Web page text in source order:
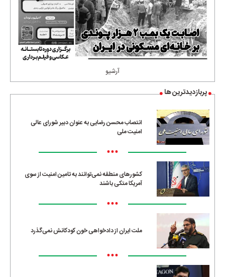
آرشیو
پربازدیدترین ها
انتصاب محسن رضایی به عنوان دبیر شورای عالی
امنیت ملی
•••
کشورهای منطقه نمی‌توانند به تامین امنیت از سوی
آمریکا متکی باشند
•••
ملت ایران از دادخواهی خون کودکانش نمی‌گذرد
•••